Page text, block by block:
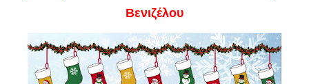
Βενιζέλου